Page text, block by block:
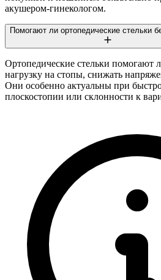
акушером-гинекологом.
Помогают ли ортопедические стельки
Ортопедические стельки помогают
нагрузку на стопы, снижать
Они особенно актуальны при
плоскостопии или склонности к